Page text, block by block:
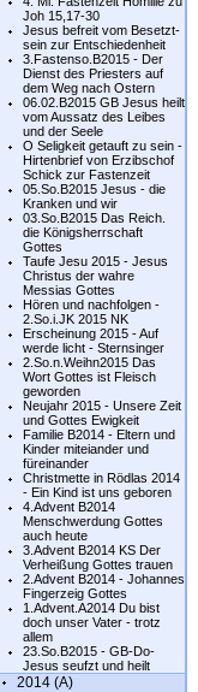
Joh 15,17-30
Jesus befreit vom Besetzt-
sein zur Entschiedenheit
3.Fastenso.B2015 - Der
Dienst des Priesters auf
dem Weg nach Ostern
06.02.B2015 GB Jesus heilt
vom Aussatz des Leibes
und der Seele
O Seligkeit getauft zu sein -
Hirtenbrief von Erzibschof
Schick zur Fastenzeit
05.So.B2015 Jesus - die
Kranken und wir
03.So.B2015 Das Reich.
die Königsherrschaft
Gottes
Taufe Jesu 2015 - Jesus
Christus der wahre
Messias Gottes
Hören und nachfolgen -
2.So.i.JK 2015 NK
Erscheinung 2015 - Auf
werde licht - Sternsinger
2.So.n.Weihn2015 Das
Wort Gottes ist Fleisch
geworden
Neujahr 2015 - Unsere Zeit
und Gottes Ewigkeit
Familie B2014 - Eltern und
Kinder miteiander und
füreinander
Christmette in Rödlas 2014
- Ein Kind ist uns geboren
4.Advent B2014
Menschwerdung Gottes
auch heute
3.Advent B2014 KS Der
Verheißung Gottes trauen
2.Advent B2014 - Johannes
Fingerzeig Gottes
1.Advent.A2014 Du bist
doch unser Vater - trotz
allem
23.So.B2015 - GB-Do-
Jesus seufzt und heilt
2014 (A)